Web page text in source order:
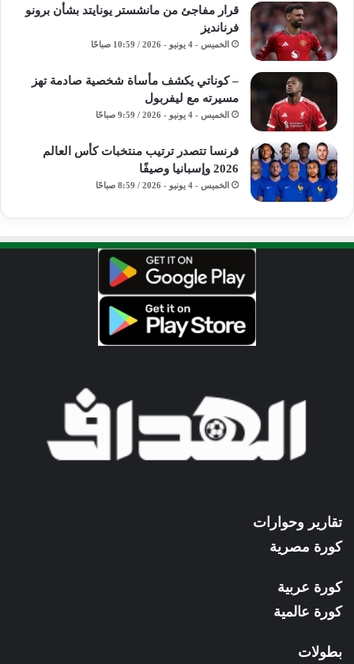
قرار مفاجئ من مانشستر يونايتد بشأن برونو
فرنانديز
الخميس - 4 يونيو - 2026 / 10:59 صباحًا
– كوناتي يكشف مأساة شخصية صادمة تهز
مسيرته مع ليفربول
الخميس - 4 يونيو - 2026 / 9:59 صباحًا
فرنسا تتصدر ترتيب منتخبات كأس العالم
2026 وإسبانيا وصيفًا
الخميس - 4 يونيو - 2026 / 8:59 صباحًا
تقارير وحوارات
كورة مصرية
كورة عربية
كورة عالمية
بطولات